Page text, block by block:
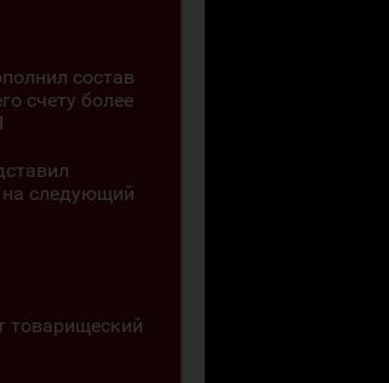
состав
счету более
на следующий
товарищеский